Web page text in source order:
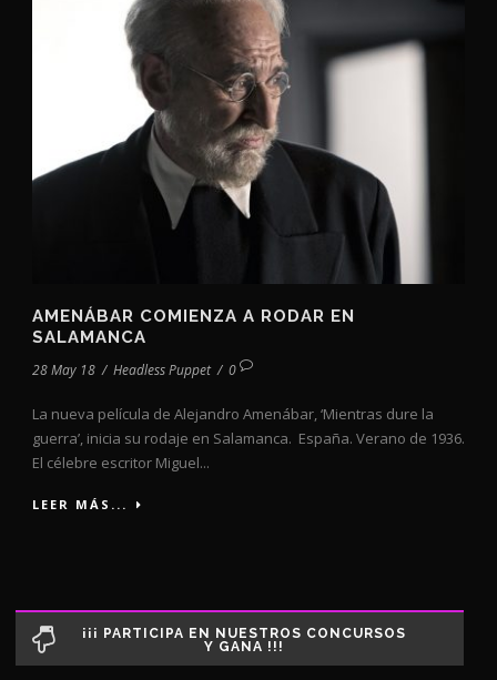
AMENÁBAR COMIENZA A RODAR EN
SALAMANCA
28 May 18 / Headless Puppet / 0
La nueva película de Alejandro Amenábar, ‘Mientras dure la
guerra’, inicia su rodaje en Salamanca. España. Verano de 1936.
El célebre escritor Miguel...
LEER MÁS...
¡¡¡ PARTICIPA EN NUESTROS CONCURSOS
Y GANA !!!